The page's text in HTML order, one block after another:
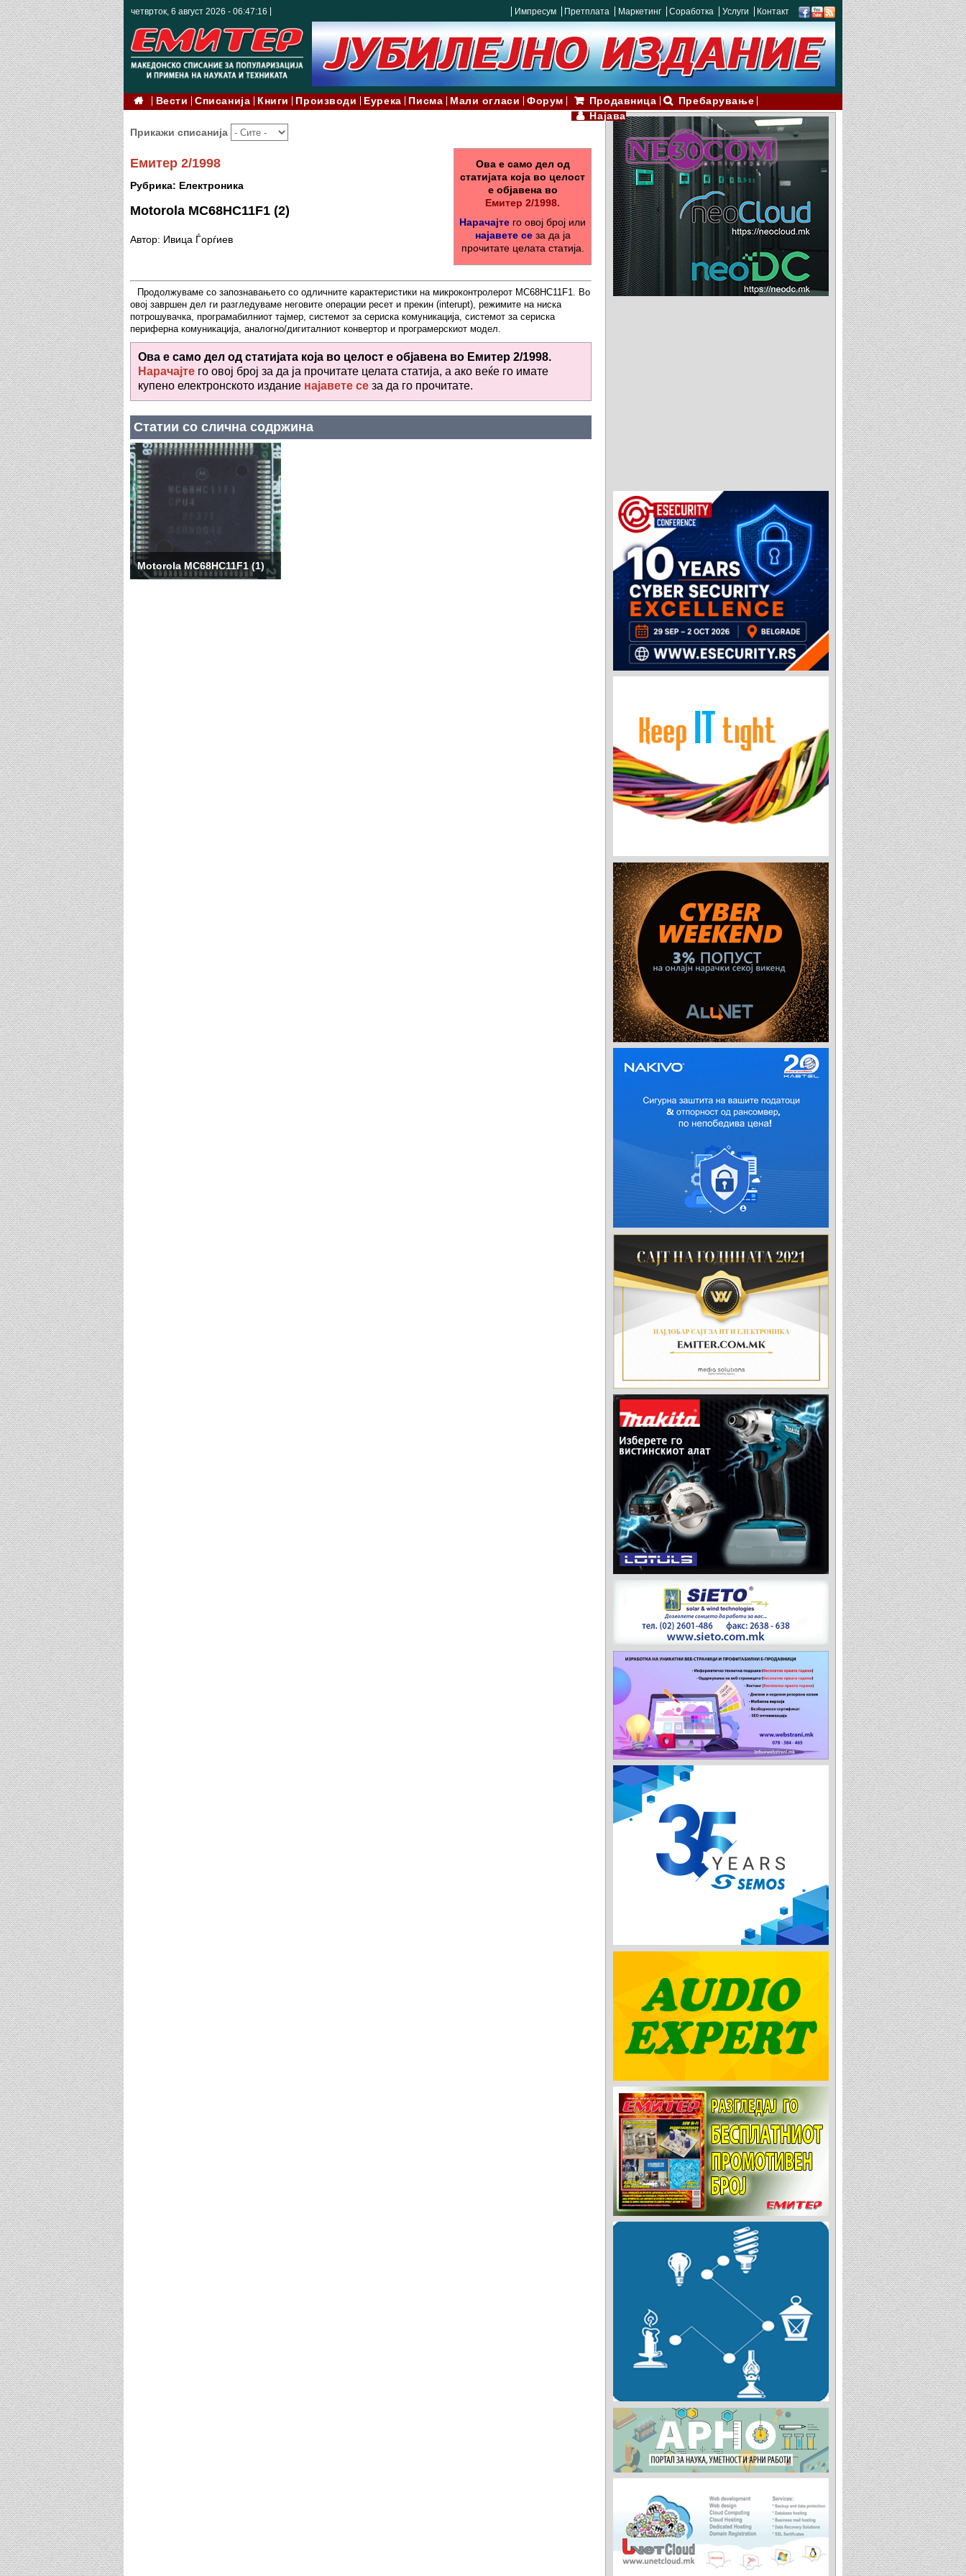
четврток, 6 август 2026 - 06:47:18 Импресум Претплата Маркетинг Соработка Услуги Контакт
Вести Списанија Книги Производи Еурека Писма Мали огласи Форум Продавница
Пребарување
Најава
Прикажи списанија
Емитер 2/1998
Рубрика: Електроника
Motorola MC68HC11F1 (2)
Автор: Ивица Ѓорѓиев
Ова е само дел од
статијата која во целост
е објавена во
Емитер 2/1998.
Нарачајте го овој број или
најавете сеза да ја
прочитате целата статија.
Продолжуваме со запознавањето со одличните карактеристики на микроконтролерот MC68HC11F1. Во
овој завршен дел ги разгледуваме неговите операции ресет и прекин (interupt), режимите на ниска
потрошувачка, програмабилниот тајмер, системот за сериска комуникација, системот за сериска
периферна комуникација, аналогно/дигиталниот конвертор и програмерскиот модел.
Ова е само дел од статијата која во целост е објавена во Емитер 2/1998.
Нарачајте го овој број за да ја прочитате целата статија, а ако веќе го имате
купено електронското издание најавете се за да го прочитате.
Статии со слична содржина
Motorola MC68HC11F1 (1)